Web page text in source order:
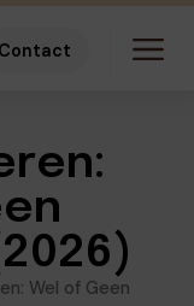
Contact
Wel of Geen